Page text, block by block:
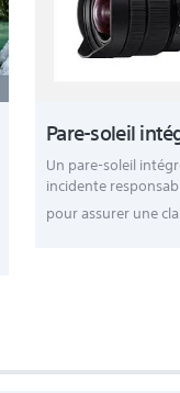
Pare-soleil
Un pare-soleil
incidente
pour assurer une